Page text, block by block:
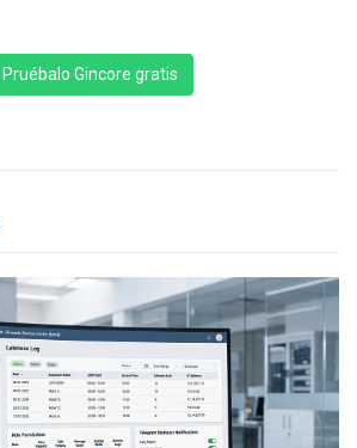
Pruébalo Gincore gratis